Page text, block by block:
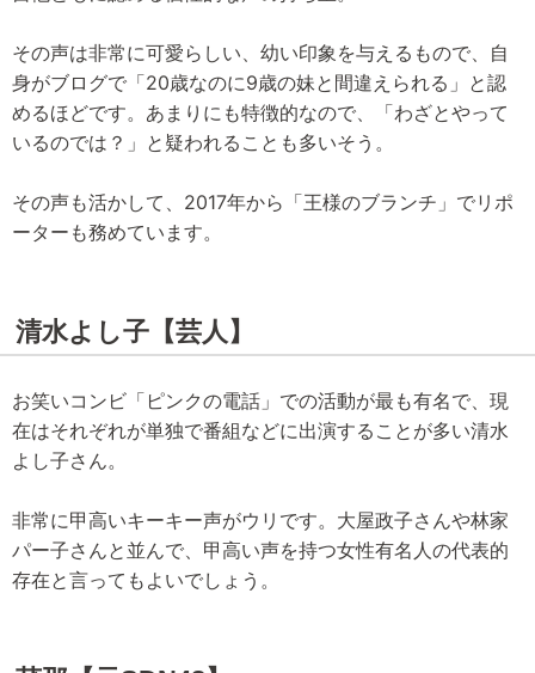
その声は非常に可愛らしい、幼い印象を与えるもので、自
身がブログで「20歳なのに9歳の妹と間違えられる」と認
めるほどです。あまりにも特徴的なので、「わざとやって
いるのでは？」と疑われることも多いそう。
その声も活かして、2017年から「王様のブランチ」でリポ
ーターも務めています。
清水よし子【芸人】
お笑いコンビ「ピンクの電話」での活動が最も有名で、現
在はそれぞれが単独で番組などに出演することが多い清水
よし子さん。
非常に甲高いキーキー声がウリです。大屋政子さんや林家
パー子さんと並んで、甲高い声を持つ女性有名人の代表的
存在と言ってもよいでしょう。